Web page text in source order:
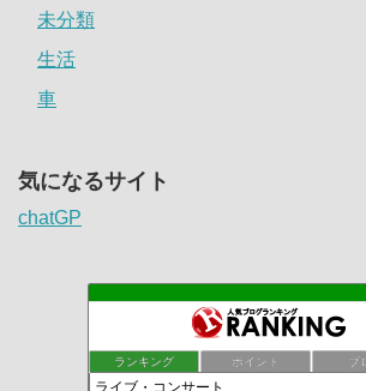
未分類
生活
車
気になるサイト
chatGP
ランキング ポイント ブ